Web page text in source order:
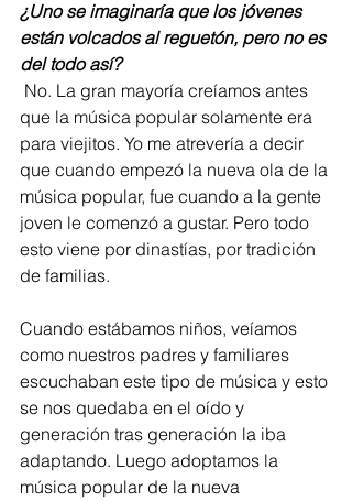
¿Uno se imaginaría que los jóvenes
están volcados al reguetón, pero no es
del todo así?
que la música popular solamente era
para viejitos. Yo me atrevería a decir
que cuando empezó la nueva ola de la
música popular, fue cuando a la gente
joven le comenzó a gustar. Pero todo
esto viene por dinastías, por tradición
de familias.
Cuando estábamos niños, veíamos
como nuestros padres y familiares
escuchaban este tipo de música y esto
se nos quedaba en el oído y
generación tras generación la iba
adaptando. Luego adoptamos la
música popular de la nueva